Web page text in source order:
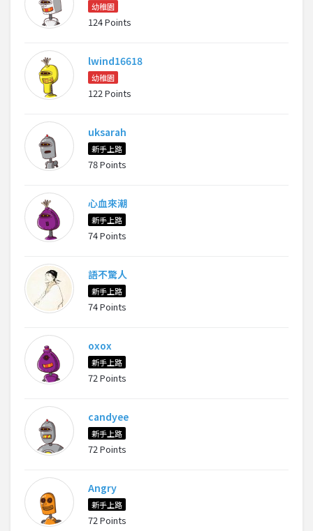
幼稚園
124 Points
lwind16618
幼稚園
122 Points
uksarah
新手上路
78 Points
心血來潮
新手上路
74 Points
語不驚人
新手上路
74 Points
oxox
新手上路
72 Points
candyee
新手上路
72 Points
Angry
新手上路
72 Points